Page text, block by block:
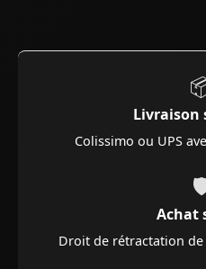
Livraison
Colissimo ou UPS
Achat
Droit de rétractation